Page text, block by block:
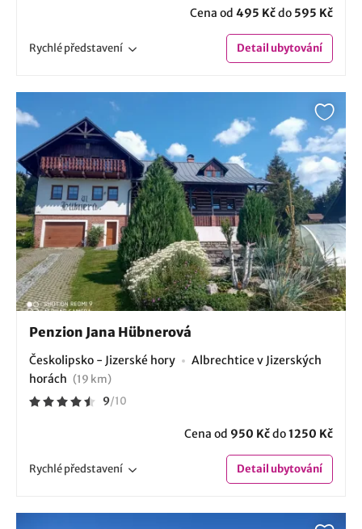
Cena od 495 Kčdo 595 Kč
Rychlépředstavení Detailubytování
Penzion Jana Hübnerová
Českolipsko - Jizerské hory
Albrechtice v Jizerských
horách (19 km)
9/10
Cena od 950 Kčdo1250 Kč
Rychlépředstavení Detailubytování